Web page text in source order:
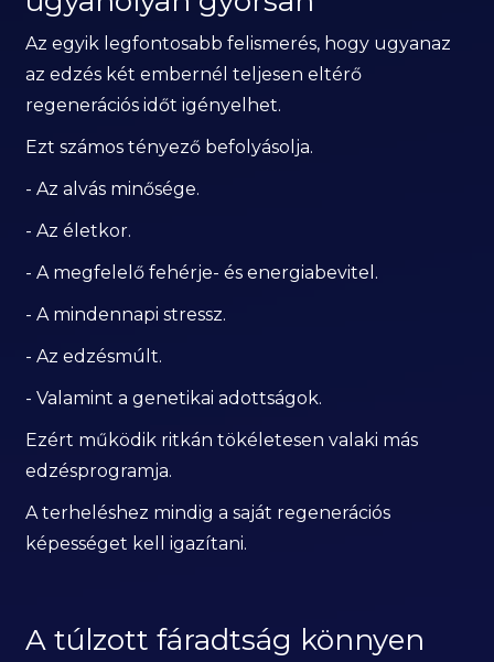
Az egyik legfontosabb felismerés, hogy ugyanaz
az edzés két embernél teljesen eltérő
regenerációs időt igényelhet.
Ezt számos tényező befolyásolja.
- Az alvás minősége.
- Az életkor.
- A megfelelő fehérje- és energiabevitel.
- A mindennapi stressz.
- Az edzésmúlt.
- Valamint a genetikai adottságok.
Ezért működik ritkán tökéletesen valaki más
edzésprogramja.
A terheléshez mindig a saját regenerációs
képességet kell igazítani.
A túlzott fáradtság könnyen